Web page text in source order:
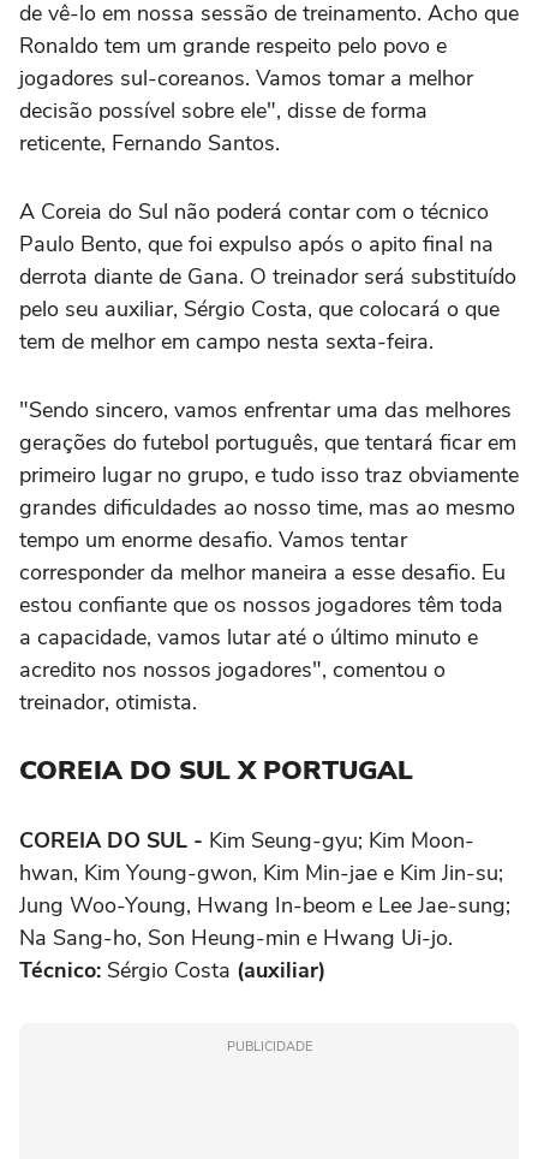
de vê-lo em nossa sessão de treinamento. Acho que
Ronaldo tem um grande respeito pelo povo e
jogadores sul-coreanos. Vamos tomar a melhor
decisão possível sobre ele", disse de forma
reticente, Fernando Santos.
A Coreia do Sul não poderá contar com o técnico
Paulo Bento, que foi expulso após o apito final na
derrota diante de Gana. O treinador será substituído
pelo seu auxiliar, Sérgio Costa, que colocará o que
tem de melhor em campo nesta sexta-feira.
"Sendo sincero, vamos enfrentar uma das melhores
gerações do futebol português, que tentará ficar em
primeiro lugar no grupo, e tudo isso traz obviamente
grandes dificuldades ao nosso time, mas ao mesmo
tempo um enorme desafio. Vamos tentar
corresponder da melhor maneira a esse desafio. Eu
estou confiante que os nossos jogadores têm toda
a capacidade, vamos lutar até o último minuto e
acredito nos nossos jogadores", comentou o
treinador, otimista.
COREIA DO SUL X PORTUGAL
COREIA DO SUL - Kim Seung-gyu; Kim Moon-
hwan, Kim Young-gwon, Kim Min-jae e Kim Jin-su;
Jung Woo-Young, Hwang In-beom e Lee Jae-sung;
Na Sang-ho, Son Heung-min e Hwang Ui-jo.
Técnico: Sérgio Costa (auxiliar)
PUBLICIDADE